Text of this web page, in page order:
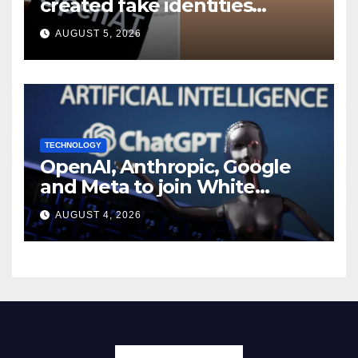
created fake identities
during UK cyber tests:
Report
AUGUST 5, 2026
TECHNOLOGY
OpenAI, Anthropic, Google
and Meta to join White
House AI security meeting
AUGUST 4, 2026